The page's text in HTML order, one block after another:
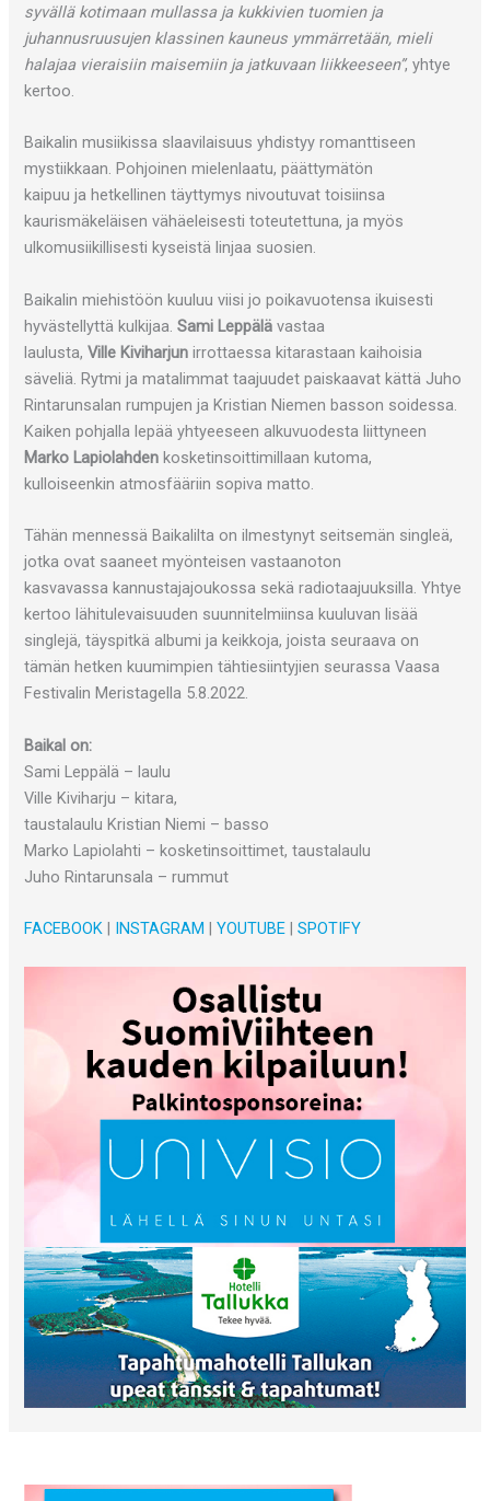
syvällä kotimaan mullassa ja kukkivien tuomien ja
juhannusruusujen klassinen kauneus ymmärretään, mieli
halajaa vieraisiin maisemiin ja jatkuvaan liikkeeseen”, yhtye
kertoo.
Baikalin musiikissa slaavilaisuus yhdistyy romanttiseen
mystiikkaan. Pohjoinen mielenlaatu, päättymätön
kaipuu ja hetkellinen täyttymys nivoutuvat toisiinsa
kaurismäkeläisen vähäeleisesti toteutettuna, ja myös
ulkomusiikillisesti kyseistä linjaa suosien.
Baikalin miehistöön kuuluu viisi jo poikavuotensa ikuisesti
hyvästellyttä kulkijaa.Sami Leppälä vastaa
laulusta,Ville Kiviharjun irrottaessa kitarastaan kaihoisia
säveliä. Rytmi ja matalimmat taajuudet paiskaavat kättä Juho
Rintarunsalan rumpujen ja Kristian Niemen basson soidessa.
Kaiken pohjalla lepää yhtyeeseen alkuvuodesta liittyneen
Marko Lapiolahden kosketinsoittimillaan kutoma,
kulloiseenkin atmosfääriin sopiva matto.
Tähän mennessä Baikalilta on ilmestynyt seitsemän singleä,
jotka ovat saaneet myönteisen vastaanoton
kasvavassa kannustajajoukossa sekä radiotaajuuksilla. Yhtye
kertoo lähitulevaisuuden suunnitelmiinsa kuuluvan lisää
singlejä, täyspitkä albumi ja keikkoja, joista seuraava on
tämän hetken kuumimpien tähtiesiintyjien seurassa Vaasa
Festivalin Meristagella 5.8.2022.
Baikal on:
Sami Leppälä – laulu
Ville Kiviharju – kitara,
taustalaulu Kristian Niemi – basso
Marko Lapiolahti – kosketinsoittimet, taustalaulu
Juho Rintarunsala – rummut
FACEBOOK| INSTAGRAM|YOUTUBE|SPOTIFY